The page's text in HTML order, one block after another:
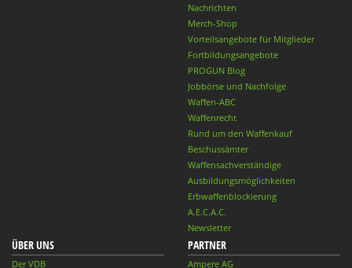
Nachrichten
Merch-Shop
Vorteilsangebote für Mitglieder
Fortbildungsangebote
PROGUN Blog
Jobbörse und Nachfolge
Waffen-ABC
Waffenrecht
Rund um den Waffenkauf
Beschussämter
Waffensachverständige
Ausbildungsmöglichkeiten
Erbwaffenblockierung
A.E.C.A.C.
Newsletter
ÜBER UNS
Der VDB
PARTNER
Ampere AG